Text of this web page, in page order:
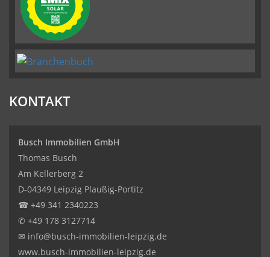
KONTAKT
Busch Immobilien GmbH
Thomas Busch
Am Kellerberg 2
D-04349 Leipzig Plaußig-Portitz
☎ +49 341 2340223
✆ +49 178 3127714
✉ info@busch-immobilien-leipzig.de
www.busch-immobilien-leipzig.de